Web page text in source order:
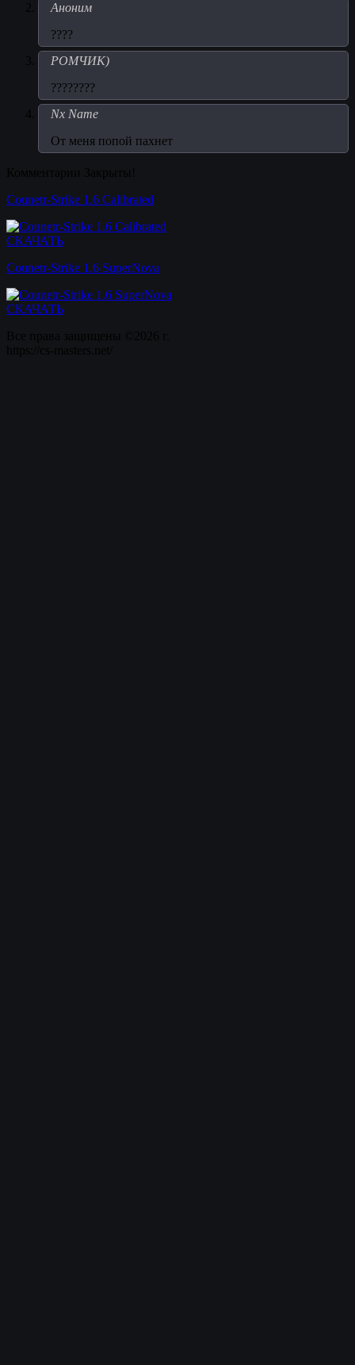
Аноним
????
РОМЧИК)
????????
Nx Name
От меня попой пахнет
Counetr-Strike 1.6 Calibrated
СКАЧАТЬ
Counetr-Strike 1.6 SuperNova
СКАЧАТЬ